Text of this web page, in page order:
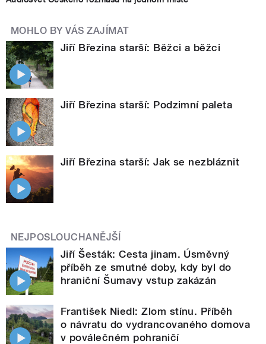
MOHLO BY VÁS ZAJÍMAT
Jiří Březina starší: Běžci a běžci
Jiří Březina starší: Podzimní paleta
Jiří Březina starší: Jak se nezbláznit
NEJPOSLOUCHANĚJŠÍ
Jiří Šesták: Cesta jinam. Úsměvný
příběh ze smutné doby, kdy byl do
hraniční Šumavy vstup zakázán
František Niedl: Zlom stínu. Příběh
o návratu do vydrancovaného domova
v poválečném pohraničí